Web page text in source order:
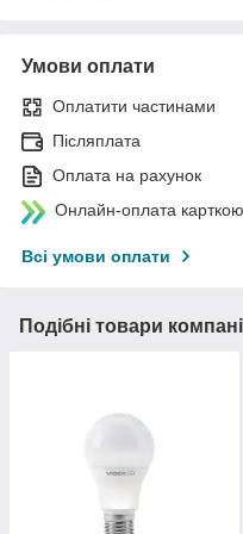
Умови оплати
Оплатити частинами
Післяплата
Оплата на рахунок
Онлайн-оплата
Всі умови оплати
Подібні товари